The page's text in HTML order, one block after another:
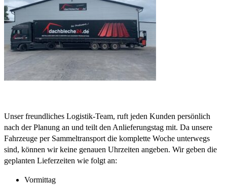
Unser freundliches Logistik-Team, ruft jeden Kunden persönlich
nach der Planung an und teilt den Anlieferungstag mit. Da unsere
Fahrzeuge per Sammeltransport die komplette Woche unterwegs
sind, können wir keine genauen Uhrzeiten angeben. Wir geben die
geplanten Lieferzeiten wie folgt an:
Vormittag